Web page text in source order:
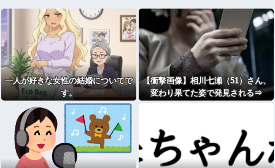
一人が好きな女性の結婚についてで
す。
【衝撃画像】相川七瀬（51）さん、
変わり果てた姿で発見される⇒